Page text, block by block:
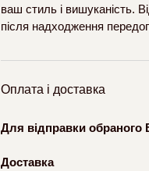
ваш стиль і вишуканість.
після надходження
Оплата і доставка
Для відправки обраного
Доставка